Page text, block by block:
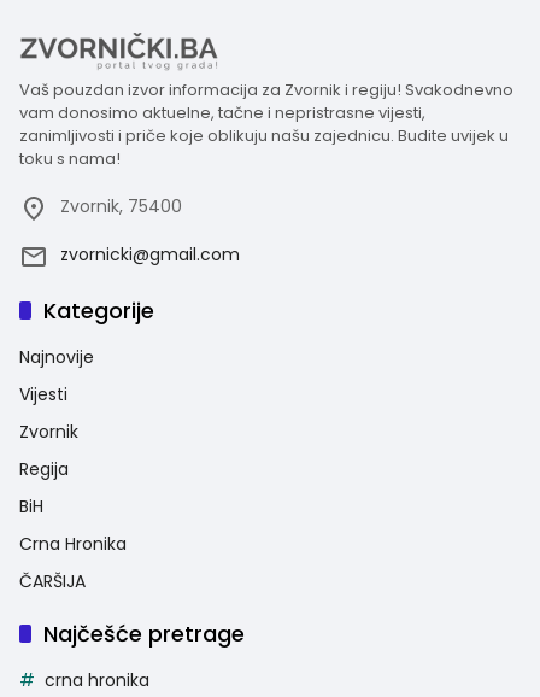
Vaš pouzdan izvor informacija za Zvornik i regiju! Svakodnevno
vam donosimo aktuelne, tačne i nepristrasne vijesti,
zanimljivosti i priče koje oblikuju našu zajednicu. Budite uvijek u
toku s nama!
Zvornik, 75400
zvornicki@gmail.com
Kategorije
Najnovije
Vijesti
Zvornik
Regija
BiH
Crna Hronika
ČARŠIJA
Najčešće pretrage
crna hronika